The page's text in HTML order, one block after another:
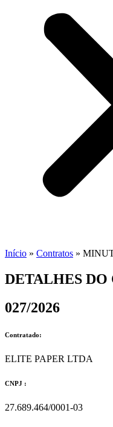
Início » Contratos »
DETALHES DO
027/2026
Contratado:
ELITE PAPER LTDA
CNPJ :
27.689.464/0001-03